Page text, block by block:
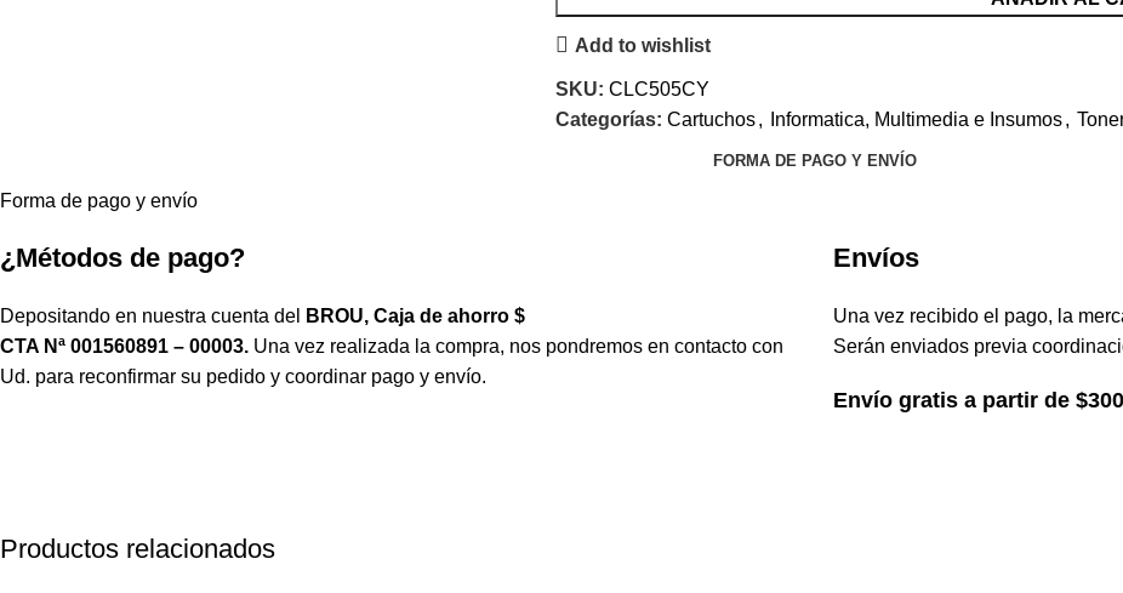
Add to wishlist
SKU: CLC505CY
Categorías: Cartuchos, Informatica, Multimedia e Insumos,
FORMA DE PAGO Y ENVÍO
Forma de pago y envío
¿Métodos de pago?
Depositando en nuestra cuenta del
BROU, Caja de ahorro $
CTA Nª 001560891 – 00003. Una vez realizada la compra, nos pondremos en contacto con
Ud. para reconfirmar su pedido y coordinar pago y envío.
Envíos
Una vez recibido el pago, la
Serán enviados previa
Envío gratis a partir de
Productos relacionados